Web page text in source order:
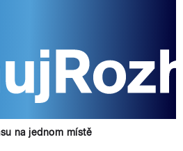
na jednom místě